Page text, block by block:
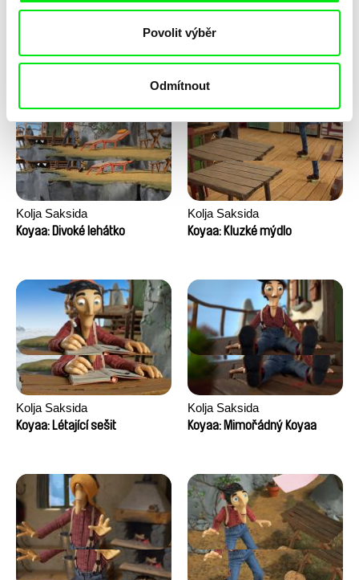
Povolit výběr
Odmítnout
Kočka a pták
Kolja Saksida
Koyaa: Divoké lehátko
Kolja Saksida
Koyaa: Kluzké mýdlo
Kolja Saksida
Koyaa: Létající sešit
Kolja Saksida
Koyaa: Mimořádný Koyaa